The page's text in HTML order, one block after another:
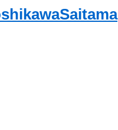
クのフィットネスクラブです。